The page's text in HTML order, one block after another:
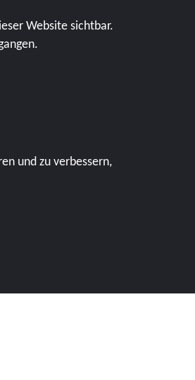
Website sichtbar.
und zu verbessern,